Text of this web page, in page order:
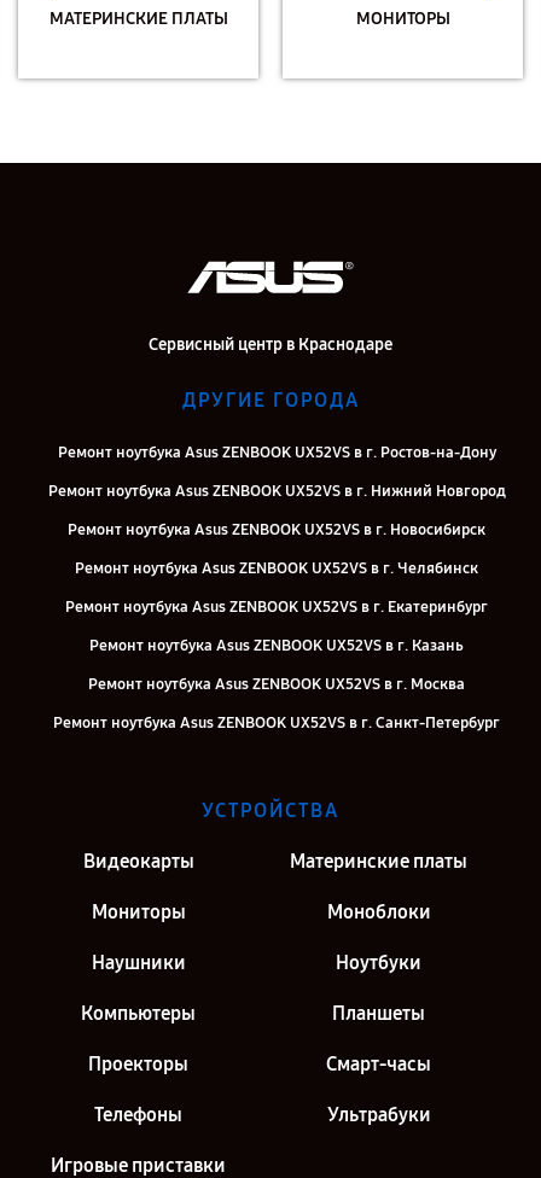
МАТЕРИНСКИЕ ПЛАТЫ МОНИТОРЫ
Сервисный центр в Краснодаре
ДРУГИЕ ГОРОДА
Ремонт ноутбука Asus ZENBOOK UX52VS в г. Ростов-на-Дону
Ремонт ноутбука Asus ZENBOOK UX52VS в г. Нижний Новгород
Ремонт ноутбука Asus ZENBOOK UX52VS в г. Новосибирск
Ремонт ноутбука Asus ZENBOOK UX52VS в г. Челябинск
Ремонт ноутбука Asus ZENBOOK UX52VS в г. Екатеринбург
Ремонт ноутбука Asus ZENBOOK UX52VS в г. Казань
Ремонт ноутбука Asus ZENBOOK UX52VS в г. Москва
Ремонт ноутбука Asus ZENBOOK UX52VS в г. Санкт-Петербург
УСТРОЙСТВА
Видеокарты Материнские платы
Мониторы Моноблоки
Наушники Ноутбуки
Компьютеры Планшеты
Проекторы Смарт-часы
Телефоны Ультрабуки
Игровые приставки